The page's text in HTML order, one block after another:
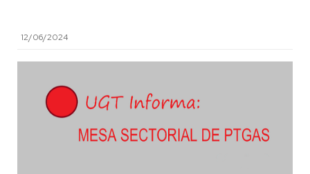
12/06/2024